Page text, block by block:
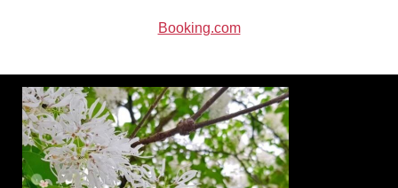
Booking.com